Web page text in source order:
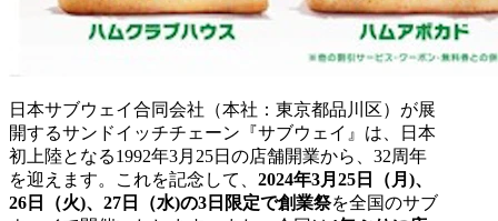
日本サブウェイ合同会社（本社：東京都品川区）が展
開するサンドイッチチェーン『サブウェイ』は、日本
初上陸となる1992年3月25日の店舗開業から、32周年
を迎えます。これを記念して、 2024年3月25日（月)、
26日（火)、27日（水)の3日限定で創業祭を全国のサブ